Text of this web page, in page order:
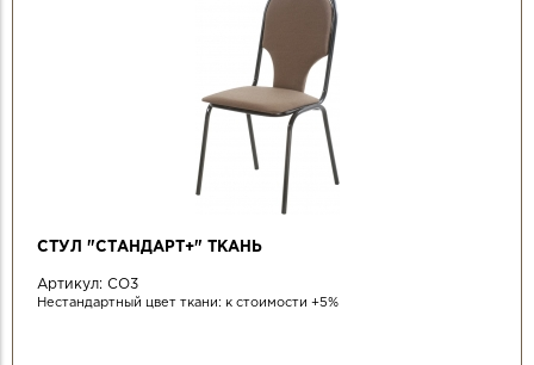
СТУЛ "СТАНДАРТ+" ТКАНЬ
Артикул: СО3
Нестандартный цвет ткани: к стоимости +5%